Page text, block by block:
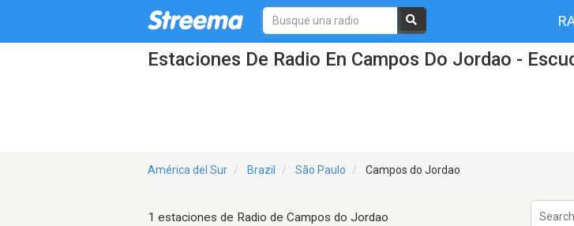
Estaciones De Radio En Campos Do Jordao -
América del Sur Brazil São Paulo Campos do Jordao
1 estaciones de Radio de Campos do Jordao